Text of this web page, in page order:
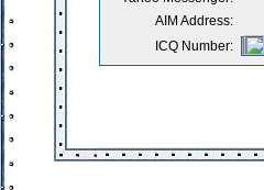
AIM Address:
ICQ Number: